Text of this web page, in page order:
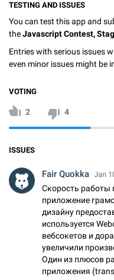
TESTING AND ISSUES
You can test this app and
theJavascript Contest,
Entries with serious issues
even minor issues might be
VOTING
2 4
ISSUES
Fair Quokka Jan
Cкорость
приложение
дизайну
используется
вебсокетов и
увеличили
Один из плюсов
приложения